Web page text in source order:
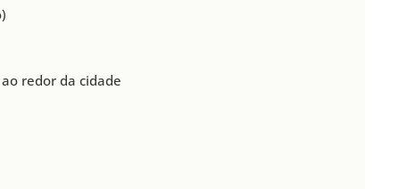
redor da cidade